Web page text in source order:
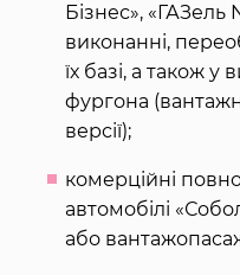
Бізнес»,
виконанні,
їх базі, а також у
фургона
версії);
комерційні
автомобілі
або